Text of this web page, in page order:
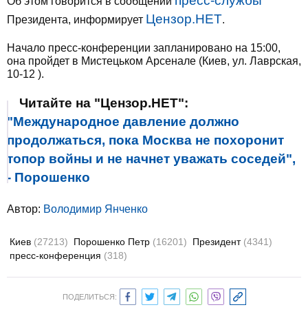
Президента, информирует Цензор.НЕТ.
Начало пресс-конференции запланировано на 15:00,
она пройдет в Мистецьком Арсенале (Киев, ул. Лаврская,
10-12 ).
Читайте на "Цензор.НЕТ":
"Международное давление должно
продолжаться, пока Москва не похоронит
топор войны и не начнет уважать соседей",
- Порошенко
Автор: Володимир Янченко
Киев (27213) Порошенко Петр (16201) Президент (4341)
пресс-конференция (318)
ПОДЕЛИТЬСЯ: